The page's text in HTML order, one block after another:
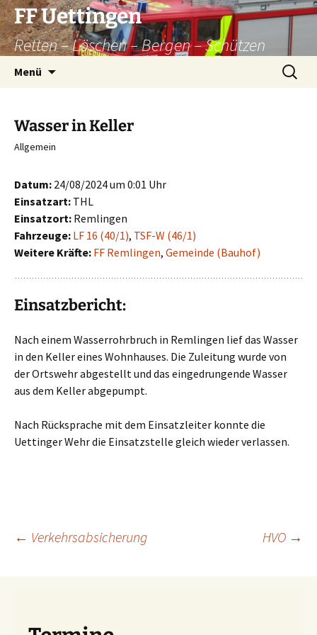
Zum
Inhalt
springen
FF Uettingen
Retten – Löschen – Bergen – Schützen
Menü
Suchen
nach:
Wasser in Keller
Allgemein
Datum: 24/08/2024 um 0:01 Uhr
Einsatzart: THL
Einsatzort: Remlingen
Fahrzeuge: LF 16 (40/1), TSF-W (46/1)
Weitere Kräfte: FF Remlingen, Gemeinde (Bauhof)
Einsatzbericht:
Nach einem Wasserrohrbruch in Remlingen lief das Wasser
in den Keller eines Wohnhauses. Die Zuleitung wurde von
der Ortswehr abgestellt und das eingedrungende Wasser
aus dem Keller abgepumpt.
Nach Rücksprache mit dem Einsatzleiter konnte die
Uettinger Wehr die Einsatzstelle gleich wieder verlassen.
Beitragsnavigation
← Verkehrsabsicherung HVO →